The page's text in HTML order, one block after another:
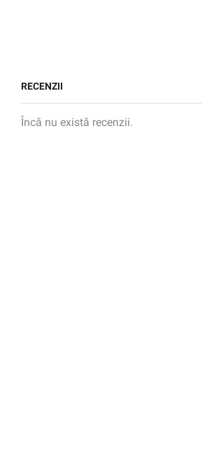
RECENZII
Încă nu există recenzii.